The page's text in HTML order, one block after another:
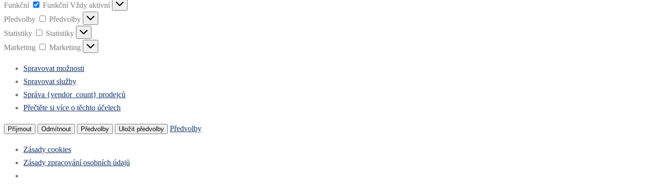
Funkční
Funkční Vždy aktivní
Předvolby
Předvolby
Statistiky
Statistiky
Marketing
Marketing
Spravovat možnosti
Spravovat služby
Správa {vendor_count} prodejců
Přečtěte si více o těchto účelech
Příjmout Odmítnout Předvolby Uložit předvolby Předvolby
Zásady cookies
Zásady zpracování osobních údajů